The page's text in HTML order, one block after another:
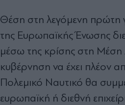
Θέση στη λεγόμενη
της Ευρωπαϊκής Ένωσης
μέσω της κρίσης στη Μέση
κυβέρνηση να έχει πλέον
Πολεμικό Ναυτικό θα
ευρωπαϊκή ή διεθνή